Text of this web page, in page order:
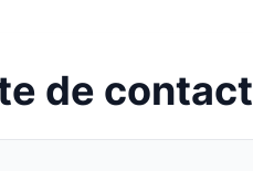
de contact